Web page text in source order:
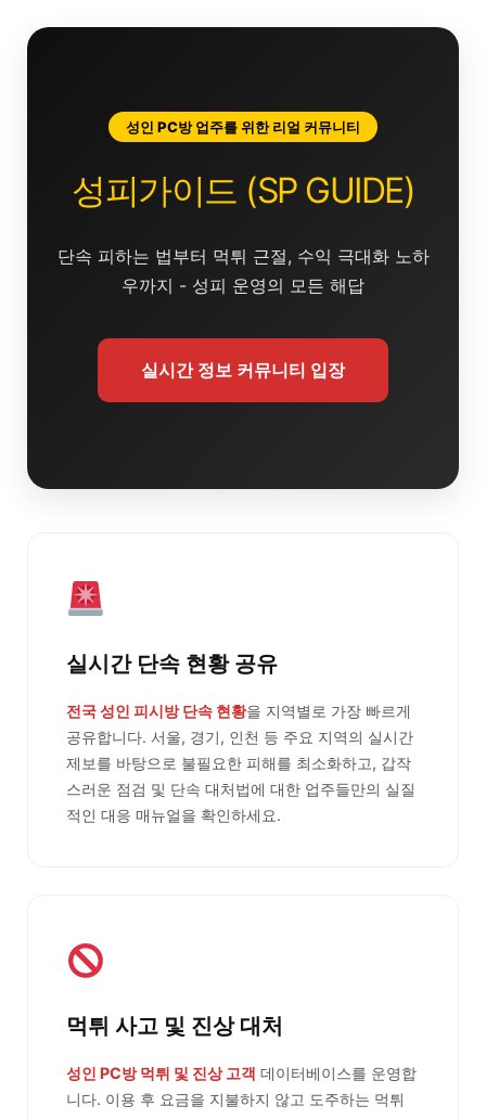
성인 PC방 업주를 위한 리얼 커뮤니티
성피가이드 (SP GUIDE)
단속 피하는 법부터 먹튀 근절, 수익 극대화 노하
우까지 - 성피 운영의 모든 해답
실시간 정보 커뮤니티 입장
실시간 단속 현황 공유
전국 성인 피시방 단속 현황을 지역별로 가장 빠르게
공유합니다. 서울, 경기, 인천 등 주요 지역의 실시간
제보를 바탕으로 불필요한 피해를 최소화하고, 갑작
스러운 점검 및 단속 대처법에 대한 업주들만의 실질
적인 대응 매뉴얼을 확인하세요.
먹튀 사고 및 진상 대처
성인 PC방 먹튀 및 진상 고객 데이터베이스를 운영합
니다. 이용 후 요금을 지불하지 않고 도주하는 먹튀